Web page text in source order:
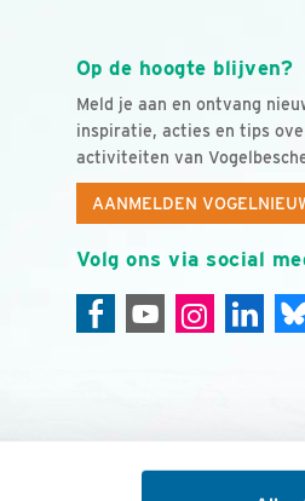
Op de hoogte blijven?
Meld je aan en ontvang
inspiratie, acties en tips
activiteiten van
AANMELDEN
Volg ons via social